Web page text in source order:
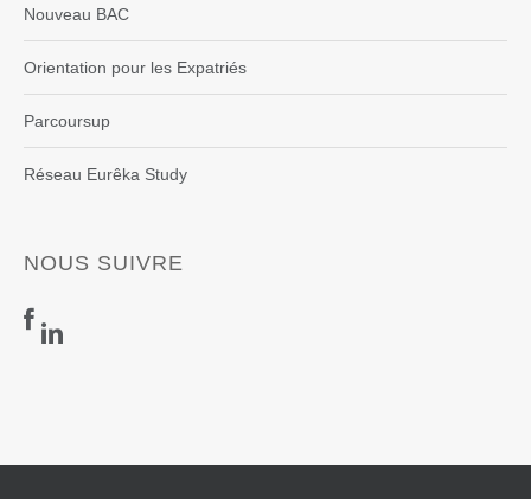
Nouveau BAC
Orientation pour les Expatriés
Parcoursup
Réseau Eurêka Study
NOUS SUIVRE